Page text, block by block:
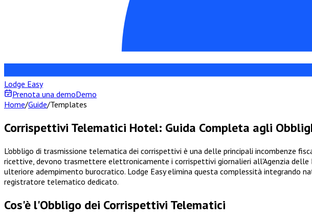
Lodge Easy
Prenota una demoDemo
Home/Guide/Templates
Corrispettivi Telematici Hotel: Guida Completa agli
L'obbligo di trasmissione telematica dei corrispettivi è una delle principali incombenze
ricettive, devono trasmettere elettronicamente i corrispettivi giornalieri all'Agenzia
ulteriore adempimento burocratico. Lodge Easy elimina questa complessità integrando
registratore telematico dedicato.
Cos'è l'Obbligo dei Corrispettivi Telematici